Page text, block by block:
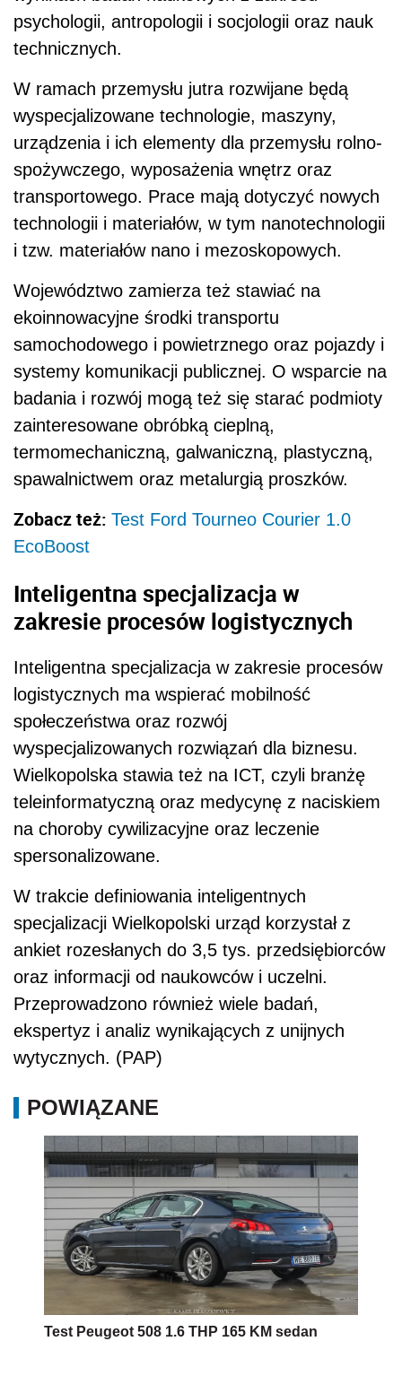
psychologii, antropologii i socjologii oraz nauk
technicznych.
W ramach przemysłu jutra rozwijane będą
wyspecjalizowane technologie, maszyny,
urządzenia i ich elementy dla przemysłu rolno-
spożywczego, wyposażenia wnętrz oraz
transportowego. Prace mają dotyczyć nowych
technologii i materiałów, w tym nanotechnologii
i tzw. materiałów nano i mezoskopowych.
Województwo zamierza też stawiać na
ekoinnowacyjne środki transportu
samochodowego i powietrznego oraz pojazdy i
systemy komunikacji publicznej. O wsparcie na
badania i rozwój mogą też się starać podmioty
zainteresowane obróbką cieplną,
termomechaniczną, galwaniczną, plastyczną,
spawalnictwem oraz metalurgią proszków.
Zobacz też: Test Ford Tourneo Courier 1.0
EcoBoost
Inteligentna specjalizacja w
zakresie procesów logistycznych
Inteligentna specjalizacja w zakresie procesów
logistycznych ma wspierać mobilność
społeczeństwa oraz rozwój
wyspecjalizowanych rozwiązań dla biznesu.
Wielkopolska stawia też na ICT, czyli branżę
teleinformatyczną oraz medycynę z naciskiem
na choroby cywilizacyjne oraz leczenie
spersonalizowane.
W trakcie definiowania inteligentnych
specjalizacji Wielkopolski urząd korzystał z
ankiet rozesłanych do 3,5 tys. przedsiębiorców
oraz informacji od naukowców i uczelni.
Przeprowadzono również wiele badań,
ekspertyz i analiz wynikających z unijnych
wytycznych. (PAP)
POWIĄZANE
Test Peugeot 508 1.6 THP 165 KM sedan